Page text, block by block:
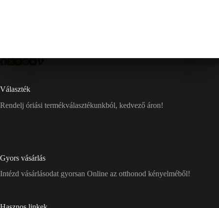
Választék
Rendelj óriási termékválasztékunkból, kedvező áron!
Gyors vásárlás
Intézd vásárlásodat gyorsan Online az otthonod kényelméből!